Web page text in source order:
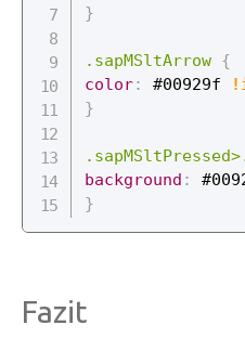
}
.sapMSltArrow {
color: #00929f
}
background :
}
Fazit